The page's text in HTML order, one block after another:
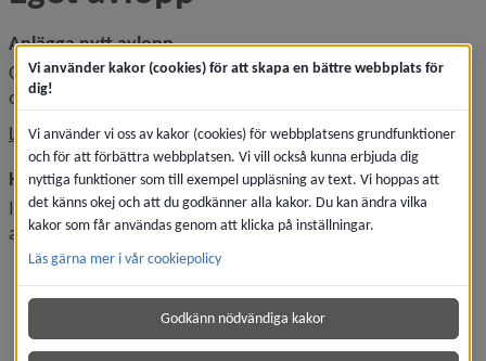
Anlägga nytt avlopp
Om du inte är ansluten till kommunalt avlopp behöver du
ordna en egen avloppsanläggning.
Läs mer om hur du ansöker eller anmäler inför nytt avlopp
Har du ett eget avlopp?
I filmen nedan går vi igenom vilket ansvar som följer med
att ha ett eget avlopp och vad det innebär i praktiken.
Vi använder kakor (cookies) för att skapa en bättre webbplats för
dig!
Vi använder vi oss av kakor (cookies) för webbplatsens grundfunktioner
och för att förbättra webbplatsen. Vi vill också kunna erbjuda dig
nyttiga funktioner som till exempel uppläsning av text. Vi hoppas att
det känns okej och att du godkänner alla kakor. Du kan ändra vilka
kakor som får användas genom att klicka på inställningar.
Läs gärna mer i vår cookiepolicy
Godkänn nödvändiga kakor